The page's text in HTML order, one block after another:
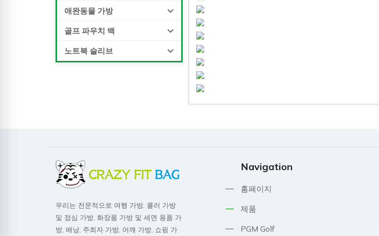
애완동물 가방
골프 파우치 백
노트북 슬리브
우리는 전문적으로 여행 가방, 쿨러 가방
및 점심 가방, 화장품 가방 및 세면 용품 가
방, 배낭, 주최자 가방, 어깨 가방, 쇼핑 가
Navigation
홈페이지
제품
PGM Golf